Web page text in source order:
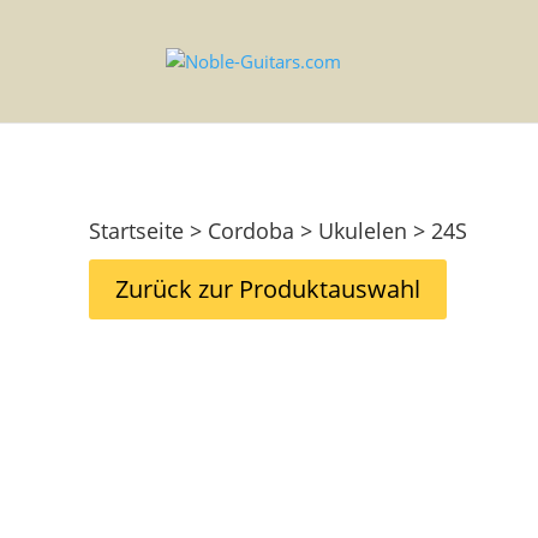
Startseite > Cordoba > Ukulelen > 24S
Zurück zur Produktauswahl